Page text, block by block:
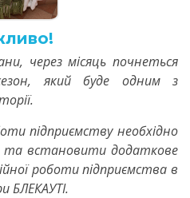
місяць почнеться
який буде одним з
підприємству необхідно
та встановити додаткове
роботи підприємства в
БЛЕКАУТІ.